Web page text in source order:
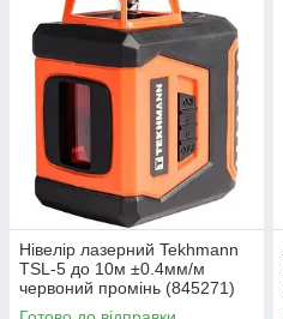
Нівелір лазерний Tekhmann
TSL-5 до 10м ±0.4мм/м
червоний промінь (845271)